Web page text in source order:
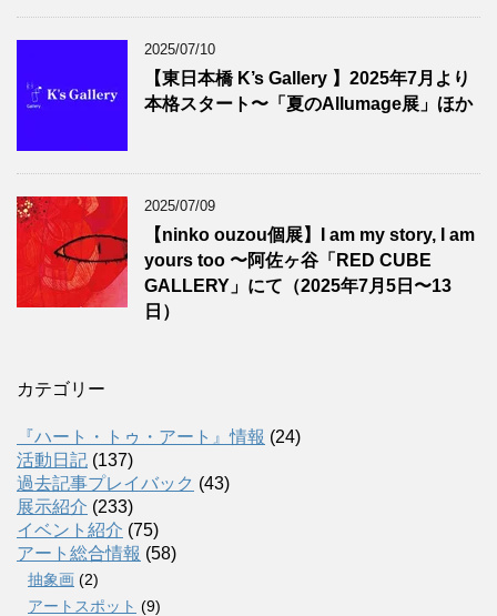
2025/07/10
【東日本橋 K’s Gallery 】2025年7月より
本格スタート〜「夏のAllumage展」ほか
2025/07/09
【ninko ouzou個展】I am my story, I am
yours too 〜阿佐ヶ谷「RED CUBE
GALLERY」にて（2025年7月5日〜13
日）
カテゴリー
『ハート・トゥ・アート』情報 (24)
活動日記 (137)
過去記事プレイバック (43)
展示紹介 (233)
イベント紹介 (75)
アート総合情報 (58)
抽象画 (2)
アートスポット (9)